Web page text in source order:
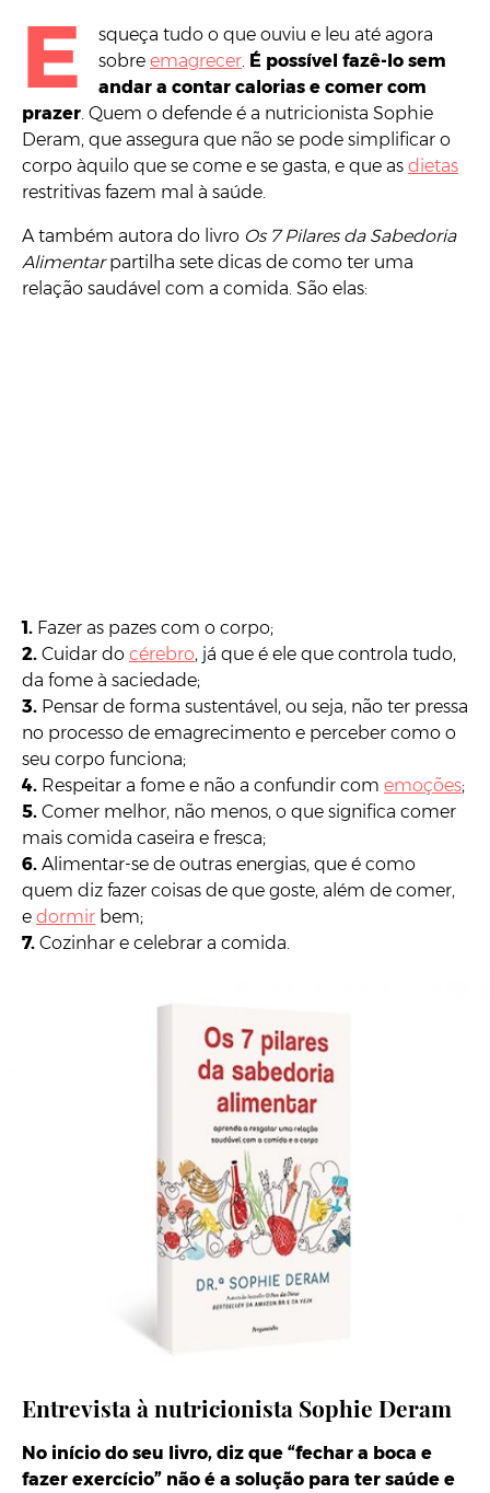
E
squeça tudo o que ouviu e leu até agora
sobre emagrecer. É possível fazê-lo sem
andar a contar calorias e comer com
prazer. Quem o defende é a nutricionista Sophie
Deram, que assegura que não se pode simplificar o
corpo àquilo que se come e se gasta, e que as dietas
restritivas fazem mal à saúde.
A também autora do livro Os 7 Pilares da Sabedoria
Alimentarpartilha sete dicas de como ter uma
relação saudável com a comida. São elas:
1. Fazer as pazes com o corpo;
2. Cuidar do cérebro, já que é ele que controla tudo,
da fome à saciedade;
3. Pensar de forma sustentável, ou seja, não ter pressa
no processo de emagrecimento e perceber como o
seu corpo funciona;
4. Respeitar a fome e não a confundir com emoções;
5. Comer melhor, não menos, o que significa comer
mais comida caseira e fresca;
6. Alimentar-se de outras energias, que é como
quem diz fazer coisas de que goste, além de comer,
e dormir bem;
7. Cozinhar e celebrar a comida.
Os 7 Pilares da Sabedoria Alimentar
Entrevista à nutricionista Sophie Deram
No início do seu livro, diz que “fechar a boca e
fazer exercício” não é a solução para ter saúde e